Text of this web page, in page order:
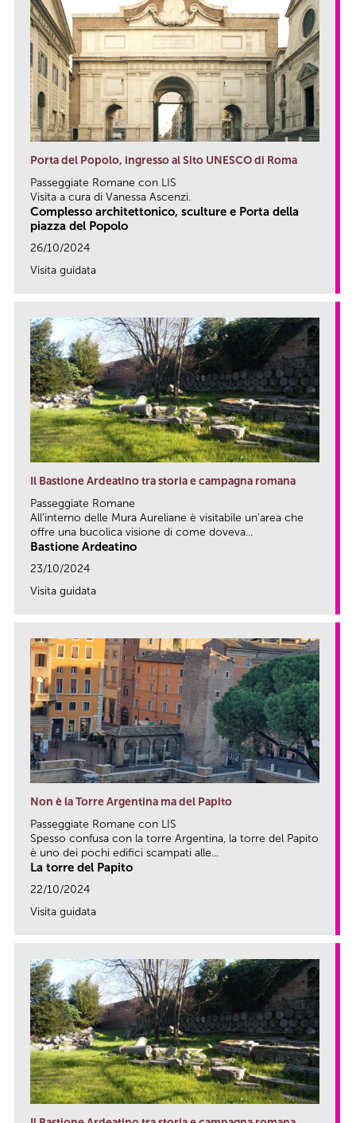
Porta del Popolo, ingresso al Sito UNESCO di Roma
Passeggiate Romane con LIS
Visita a cura di Vanessa Ascenzi.
Complesso architettonico, sculture e Porta della
piazza del Popolo
26/10/2024
Visita guidata
Il Bastione Ardeatino tra storia e campagna romana
Passeggiate Romane
All’interno delle Mura Aureliane è visitabile un’area che
offre una bucolica visione di come doveva...
Bastione Ardeatino
23/10/2024
Visita guidata
Non è la Torre Argentina ma del Papito
Passeggiate Romane con LIS
Spesso confusa con la torre Argentina, la torre del Papito
è uno dei pochi edifici scampati alle...
La torre del Papito
22/10/2024
Visita guidata